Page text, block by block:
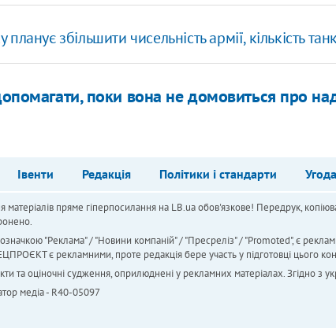
збільшити чисельність армії, кількість
поки вона не домовиться про
Івенти Редакція Політики і стандарти
матеріалів пряме гіперпосилання на LB.ua обов'язкове! Передрук,
"Реклама" / "Новини компаній" / "Пресреліз" / "Promoted", є
є рекламними, проте редакція бере участь у підготовці цього
та оціночні судження, оприлюднені у рекламних матеріалах. Згідно з
медіа - R40-05097